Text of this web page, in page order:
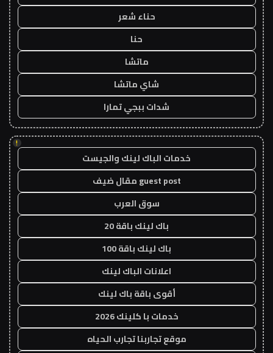
حناء شعر
حنا
ماتشا
شاي ماتشا
شدات ببجي تمارا
!
خدمات الباك لينك والجيست
guest post مقال ضيف
سوق العرب
باك لينك باقة 20
باك لينك باقة 100
اعلانات الباك لينك
أقوى باقة باك لينك
خدمات با كلينك 2026
موقع تجاربنا تجارب الحياه